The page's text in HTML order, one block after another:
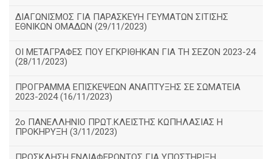
ΔΙΑΓΩΝΙΣΜΟΣ ΓΙΑ ΠΑΡΑΣΚΕΥΗ ΓΕΥΜΑΤΩΝ ΣΙΤΙΣΗΣ
ΕΘΝΙΚΩΝ ΟΜΑΔΩΝ (29/11/2023)
ΟΙ ΜΕΤΑΓΡΑΦΕΣ ΠΟΥ ΕΓΚΡΙΘΗΚΑΝ ΓΙΑ ΤΗ ΣΕΖΟΝ 2023-24
(28/11/2023)
ΠΡΟΓΡΑΜΜΑ ΕΠΙΣΚΕΨΕΩΝ ΑΝΑΠΤΥΞΗΣ ΣΕ ΣΩΜΑΤΕΙΑ
2023-2024 (16/11/2023)
2ο ΠΑΝΕΛΛΗΝΙΟ ΠΡΩΤ.ΚΛΕΙΣΤΗΣ ΚΩΠΗΛΑΣΙΑΣ Η
ΠΡΟΚΗΡΥΞΗ (3/11/2023)